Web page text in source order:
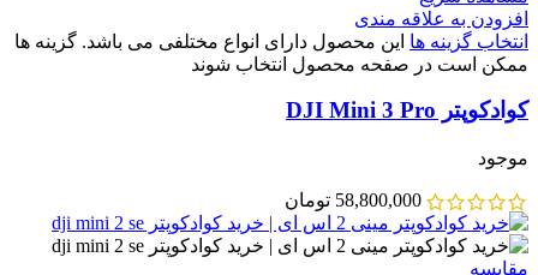
افزودن به علاقه مندی
انتخاب گزینه ها این محصول دارای انواع مختلفی می باشد. گزینه ها
ممکن است در صفحه محصول انتخاب شوند
کوادکوپتر DJI Mini 3 Pro
موجود
58,800,000 تومان
مقایسه